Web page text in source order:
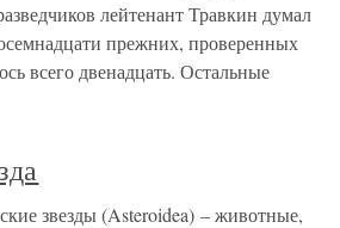
лейтенант Травкин думал
прежних, проверенных
всего двенадцать. Остальные
звезды (Asteroidea) – животные,